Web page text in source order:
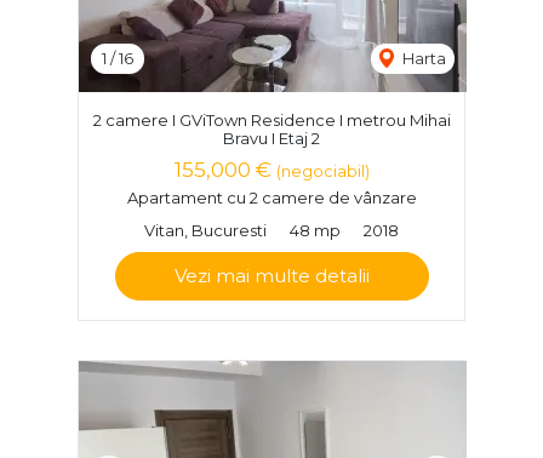
1 /16 Harta
2 camere I GViTown Residence I metrou Mihai
Bravu I Etaj 2
155,000 € (negociabil)
Apartament cu 2 camere de vânzare
Vitan, Bucuresti
48 mp 2018
Vezi mai multe detalii